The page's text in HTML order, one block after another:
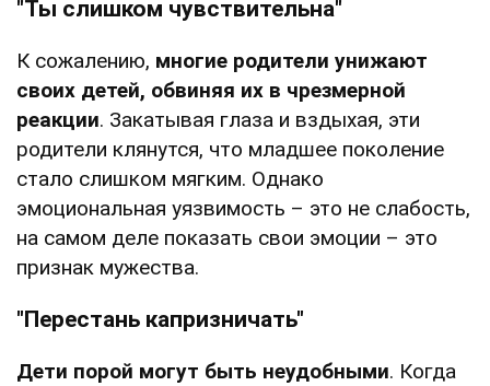
"Ты слишком чувствительна"
К сожалению, многие родители унижают
своих детей, обвиняя их в чрезмерной
реакции. Закатывая глаза и вздыхая, эти
родители клянутся, что младшее поколение
стало слишком мягким. Однако
эмоциональная уязвимость – это не слабость,
на самом деле показать свои эмоции – это
признак мужества.
"Перестань капризничать"
Дети порой могут быть неудобными. Когда